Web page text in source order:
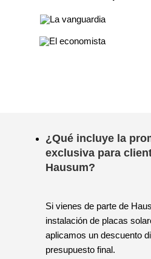
¿Qué incluye la
exclusiva para
Si vienes de parte de
instalación de placas
aplicamos un descuento